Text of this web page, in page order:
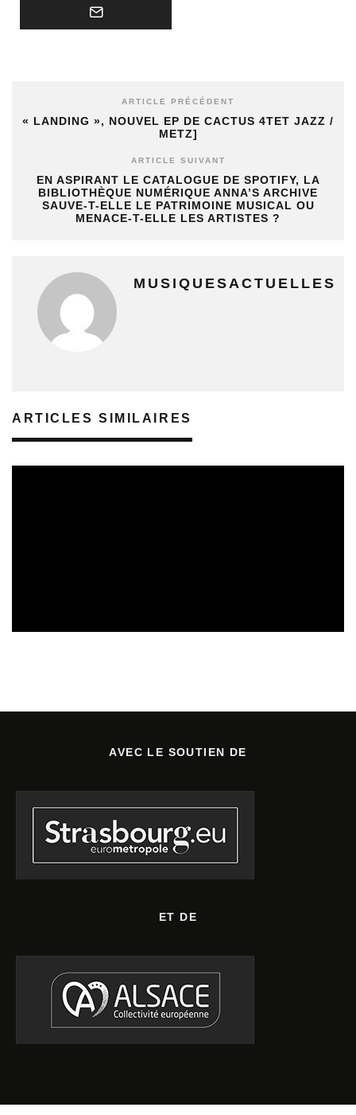
ARTICLE PRÉCÉDENT
« LANDING », NOUVEL EP DE CACTUS 4TET JAZZ /
METZ]
ARTICLE SUIVANT
EN ASPIRANT LE CATALOGUE DE SPOTIFY, LA
BIBLIOTHÈQUE NUMÉRIQUE ANNA’S ARCHIVE
SAUVE-T-ELLE LE PATRIMOINE MUSICAL OU
MENACE-T-ELLE LES ARTISTES ?
MUSIQUESACTUELLES
ARTICLES SIMILAIRES
AVEC LE SOUTIEN DE
ET DE